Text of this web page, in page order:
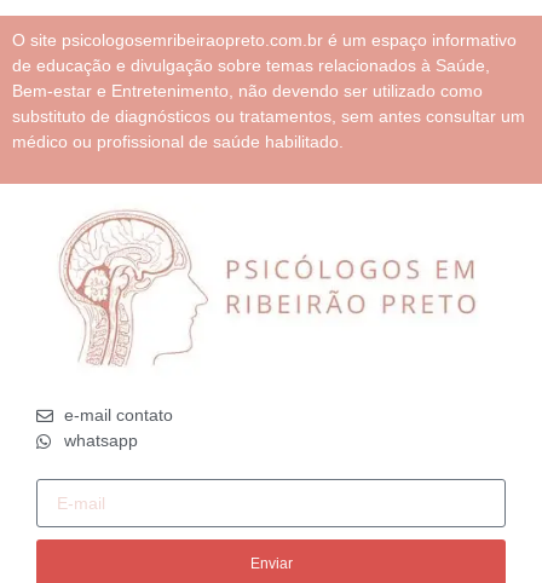
O site psicologosemribeiraopreto.com.br é um espaço informativo
de educação e divulgação sobre temas relacionados à Saúde,
Bem-estar e Entretenimento, não devendo ser utilizado como
substituto de diagnósticos ou tratamentos, sem antes consultar um
médico ou profissional de saúde habilitado.
e-mail contato
whatsapp
Enviar